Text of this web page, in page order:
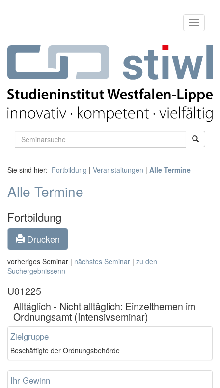
Sie sind hier: Fortbildung | Veranstaltungen | Alle Termine
Alle Termine
Fortbildung
Drucken
vorheriges Seminar | nächstes Seminar | zu den
Suchergebnissenn
U01225
Alltäglich - Nicht alltäglich: Einzelthemen im
Ordnungsamt (Intensivseminar)
Zielgruppe
Beschäftigte der Ordnungsbehörde
Ihr Gewinn